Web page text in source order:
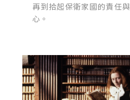
再到拾起保衛家國的責任
心。